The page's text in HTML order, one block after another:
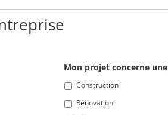
Mon projet concerne une
Construction
Rénovation